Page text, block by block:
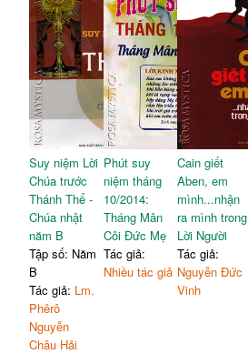
Suy niệm Lời
Chúa trước
Thánh Thể -
Chúa nhật
năm B
Tập số: Năm
B
Tác giả: Lm.
Phêrô
Nguyễn
Châu Hải
Phút suy
niệm tháng
10/2014:
Tháng Mân
Côi Đức Mẹ
Tác giả:
Nhiều tác giả
Cain giết
Aben, em
mình...nhận
ra mình trong
Lời Người
Tác giả:
Nguyễn Đức
Vinh